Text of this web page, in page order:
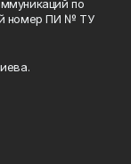
по
номер ПИ № ТУ